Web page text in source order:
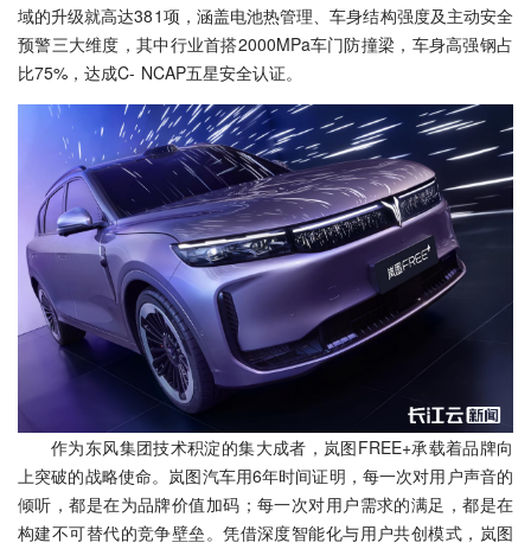
域的升级就高达381项，涵盖电池热管理、车身结构强度及主动安全
预警三大维度，其中行业首搭2000MPa车门防撞梁，车身高强钢占
比75%，达成C- NCAP五星安全认证。
作为东风集团技术积淀的集大成者，岚图FREE+承载着品牌向
上突破的战略使命。岚图汽车用6年时间证明，每一次对用户声音的
倾听，都是在为品牌价值加码；每一次对用户需求的满足，都是在
构建不可替代的竞争壁垒。凭借深度智能化与用户共创模式，岚图